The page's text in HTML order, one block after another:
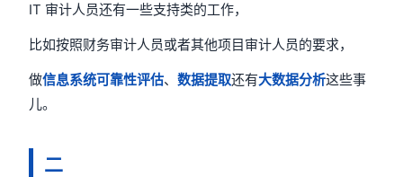
IT 审计人员还有一些支持类的工作，
比如按照财务审计人员或者其他项目审计人员的要求，
做信息系统可靠性评估、数据提取还有大数据分析这些事
儿。
二